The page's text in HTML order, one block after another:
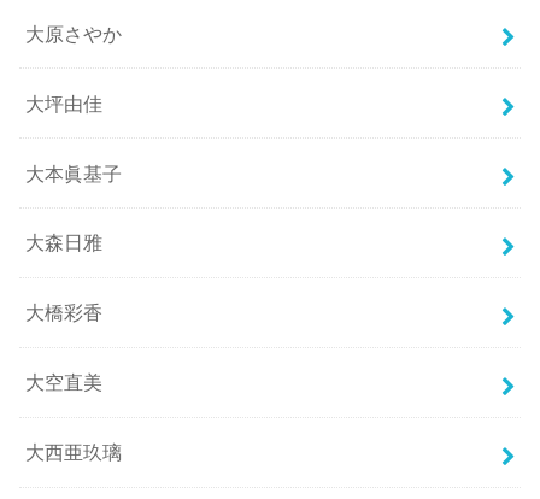
大原さやか
大坪由佳
大本眞基子
大森日雅
大橋彩香
大空直美
大西亜玖璃